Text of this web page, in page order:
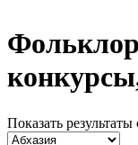
Показать результаты